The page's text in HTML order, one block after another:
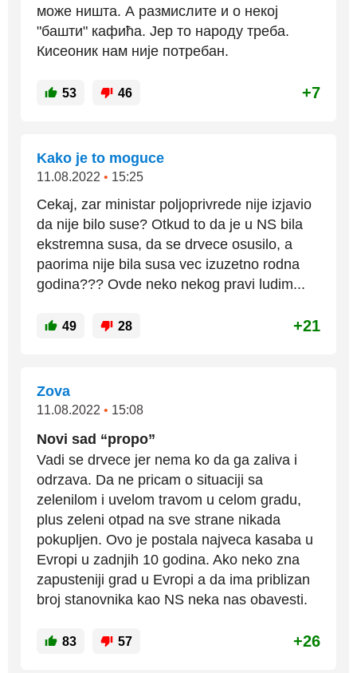
може ништа. А размислите и о некој
"башти" кафића. Јер то народу треба.
Кисеоник нам није потребан.
53 46 +7
Kako je to moguce
11.08.2022 • 15:25
Cekaj, zar ministar poljoprivrede nije izjavio
da nije bilo suse? Otkud to da je u NS bila
ekstremna susa, da se drvece osusilo, a
paorima nije bila susa vec izuzetno rodna
godina??? Ovde neko nekog pravi ludim...
49 28 +21
Zova
11.08.2022 • 15:08
Novi sad “propo”
Vadi se drvece jer nema ko da ga zaliva i
odrzava. Da ne pricam o situaciji sa
zelenilom i uvelom travom u celom gradu,
plus zeleni otpad na sve strane nikada
pokupljen. Ovo je postala najveca kasaba u
Evropi u zadnjih 10 godina. Ako neko zna
zapusteniji grad u Evropi a da ima priblizan
broj stanovnika kao NS neka nas obavesti.
83 57 +26